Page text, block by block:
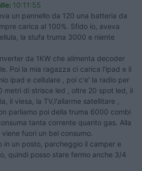
10:11:55
un pannello da 120 una batteria da
carica al 100%. Sfido io, aveva
la stufa truma 3000 e niente
da 1KW che alimenta decoder
Poi la mia ragazza ci carica l'ipad e il
ipad e cellulare , poi c'e' la radio per
metri di strisce led , oltre 20 spot led, il
il viesa, la TV,l'allarme satellitare ,
parliamo poi della truma 6000 combi
tanta corrente quanto gas. Alla
fuori un bel consumo.
in un posto, parcheggio il camper e
quindi posso stare fermo anche 3/4